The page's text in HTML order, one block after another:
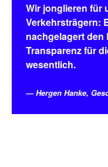
Wir jonglieren für
Verkehrsträgern:
nachgelagert den
Transparenz für
wesentlich.
Hergen Hanke,